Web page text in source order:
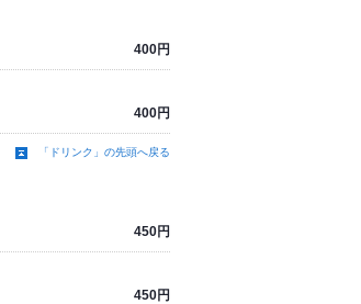
400円
400円
「ドリンク」の先頭へ戻る
450円
450円